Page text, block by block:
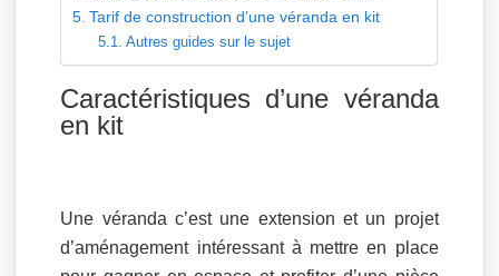
Tarif de construction d’une véranda en kit
Autres guides sur le sujet
Caractéristiques d’une véranda
en kit
Une véranda c’est une extension et un projet
d’aménagement intéressant à mettre en place